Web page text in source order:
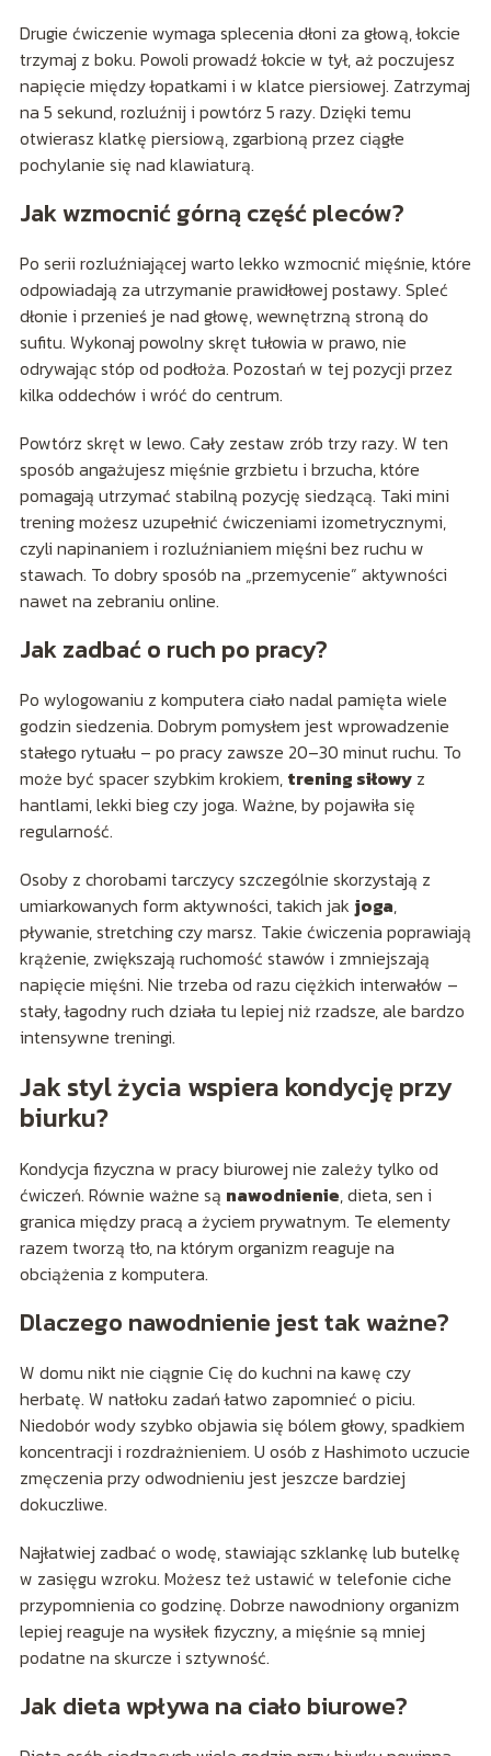
Drugie ćwiczenie wymaga splecenia dłoni za głową, łokcie
trzymaj z boku. Powoli prowadź łokcie w tył, aż poczujesz
napięcie między łopatkami i w klatce piersiowej. Zatrzymaj
na 5 sekund, rozluźnij i powtórz 5 razy. Dzięki temu
otwierasz klatkę piersiową, zgarbioną przez ciągłe
pochylanie się nad klawiaturą.
Jak wzmocnić górną część pleców?
Po serii rozluźniającej warto lekko wzmocnić mięśnie, które
odpowiadają za utrzymanie prawidłowej postawy. Spleć
dłonie i przenieś je nad głowę, wewnętrzną stroną do
sufitu. Wykonaj powolny skręt tułowia w prawo, nie
odrywając stóp od podłoża. Pozostań w tej pozycji przez
kilka oddechów i wróć do centrum.
Powtórz skręt w lewo. Cały zestaw zrób trzy razy. W ten
sposób angażujesz mięśnie grzbietu i brzucha, które
pomagają utrzymać stabilną pozycję siedzącą. Taki mini
trening możesz uzupełnić ćwiczeniami izometrycznymi,
czyli napinaniem i rozluźnianiem mięśni bez ruchu w
stawach. To dobry sposób na „przemycenie” aktywności
nawet na zebraniu online.
Jak zadbać o ruch po pracy?
Po wylogowaniu z komputera ciało nadal pamięta wiele
godzin siedzenia. Dobrym pomysłem jest wprowadzenie
stałego rytuału – po pracy zawsze 20–30 minut ruchu. To
może być spacer szybkim krokiem, trening siłowyz
hantlami, lekki bieg czy joga. Ważne, by pojawiła się
regularność.
Osoby z chorobami tarczycy szczególnie skorzystają z
umiarkowanych form aktywności, takich jak joga,
pływanie, stretching czy marsz. Takie ćwiczenia poprawiają
krążenie, zwiększają ruchomość stawów i zmniejszają
napięcie mięśni. Nie trzeba od razu ciężkich interwałów –
stały, łagodny ruch działa tu lepiej niż rzadsze, ale bardzo
intensywne treningi.
Jak styl życia wspiera kondycję przy
biurku?
Kondycja fizyczna w pracy biurowej nie zależy tylko od
ćwiczeń. Równie ważne są nawodnienie, dieta, sen i
granica między pracą a życiem prywatnym. Te elementy
razem tworzą tło, na którym organizm reaguje na
obciążenia z komputera.
Dlaczego nawodnienie jest tak ważne?
W domu nikt nie ciągnie Cię do kuchni na kawę czy
herbatę. W natłoku zadań łatwo zapomnieć o piciu.
Niedobór wody szybko objawia się bólem głowy, spadkiem
koncentracji i rozdrażnieniem. U osób z Hashimoto uczucie
zmęczenia przy odwodnieniu jest jeszcze bardziej
dokuczliwe.
Najłatwiej zadbać o wodę, stawiając szklankę lub butelkę
w zasięgu wzroku. Możesz też ustawić w telefonie ciche
przypomnienia co godzinę. Dobrze nawodniony organizm
lepiej reaguje na wysiłek fizyczny, a mięśnie są mniej
podatne na skurcze i sztywność.
Jak dieta wpływa na ciało biurowe?